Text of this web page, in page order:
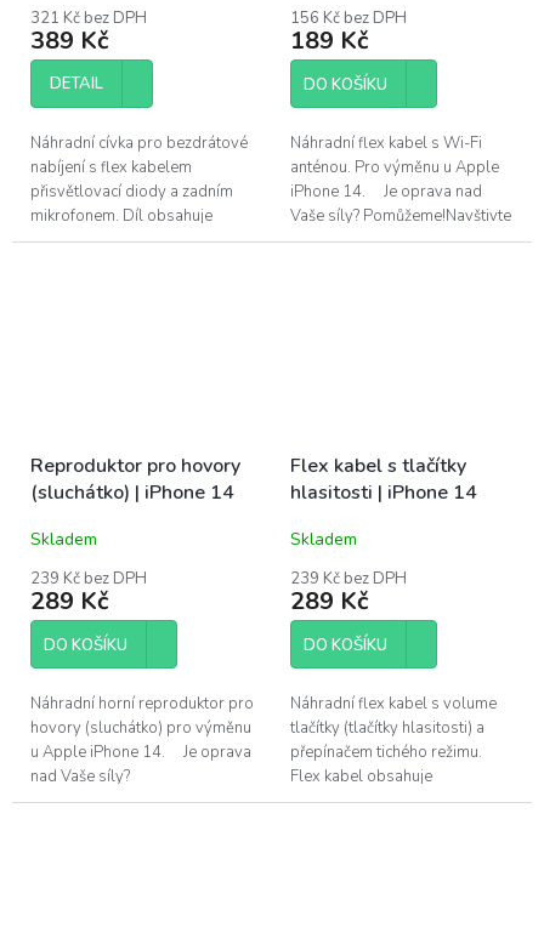
321 Kč bez DPH
389 Kč
DETAIL
Náhradní cívka pro bezdrátové
nabíjení s flex kabelem
přisvětlovací diody a zadním
mikrofonem. Díl obsahuje
magnety pro připojení MagSafe
156 Kč bez DPH
189 Kč
DO KOŠÍKU
Náhradní flex kabel s Wi-Fi
anténou. Pro výměnu u Apple
iPhone 14. Je oprava nad
Vaše síly? Pomůžeme!Navštivte
náš servis v Praze.
Reproduktor pro hovory
(sluchátko) | iPhone 14
Skladem
239 Kč bez DPH
289 Kč
DO KOŠÍKU
Náhradní horní reproduktor pro
hovory (sluchátko) pro výměnu
u Apple iPhone 14. Je oprava
nad Vaše síly?
Pomůžeme!Navštivte náš servis
Flex kabel s tlačítky
hlasitosti | iPhone 14
Skladem
239 Kč bez DPH
289 Kč
DO KOŠÍKU
Náhradní flex kabel s volume
tlačítky (tlačítky hlasitosti) a
přepínačem tichého režimu.
Flex kabel obsahuje
předinstalovaný kovový plíšek